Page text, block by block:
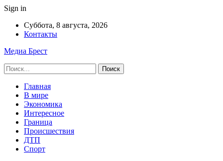
Sign in
Суббота, 8 августа, 2026
Контакты
Медиа Брест
Главная
В мире
Экономика
Интересное
Граница
Происшествия
ДТП
Спорт